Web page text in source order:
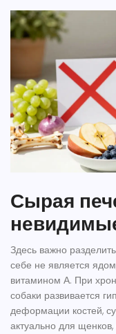
Сырая
Здесь важно
себе не является
витамином А. При
собаки развивается
деформации костей,
актуально для